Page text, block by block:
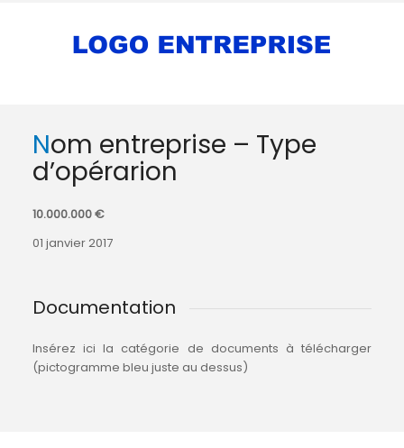
Nom entreprise – Type
d’opérarion
10.000.000 €
01 janvier 2017
Documentation
Insérez ici la catégorie de documents à télécharger
(pictogramme bleu juste au dessus)